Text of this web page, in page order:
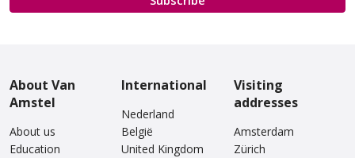
Van Amstel Oud-Zuid
Van Amstel Plantage
£ 595excl. VAT
About Van
Amstel
About us
Education
International
Nederland
België
United Kingdom
Visiting
addresses
Amsterdam
Zürich